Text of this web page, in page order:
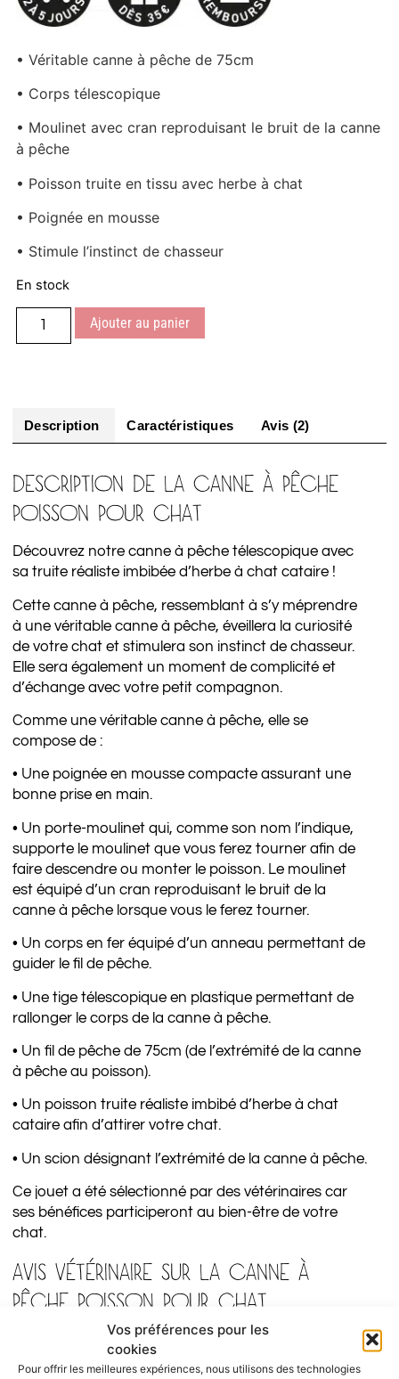
Vos préférences pour les
cookies
Pour offrir les meilleures expériences, nous utilisons des technologies
• Véritable canne à pêche de 75cm
• Corps télescopique
• Moulinet avec cran reproduisant le bruit de la canne
à pêche
• Poisson truite en tissu avec herbe à chat
• Poignée en mousse
• Stimule l’instinct de chasseur
En stock
Ajouter au panier
Description Caractéristiques Avis (2)
DESCRIPTION DE LA CANNE À PÊCHE
POISSON POUR CHAT
Découvrez notre canne à pêche télescopique avec
sa truite réaliste imbibée d’herbe à chat cataire !
Cette canne à pêche, ressemblant à s’y méprendre
à une véritable canne à pêche, éveillera la curiosité
de votre chat et stimulera son instinct de chasseur.
Elle sera également un moment de complicité et
d’échange avec votre petit compagnon.
Comme une véritable canne à pêche, elle se
compose de :
• Une poignée en mousse compacte assurant une
bonne prise en main.
• Un porte-moulinet qui, comme son nom l’indique,
supporte le moulinet que vous ferez tourner afin de
faire descendre ou monter le poisson. Le moulinet
est équipé d’un cran reproduisant le bruit de la
canne à pêche lorsque vous le ferez tourner.
• Un corps en fer équipé d’un anneau permettant de
guider le fil de pêche.
• Une tige télescopique en plastique permettant de
rallonger le corps de la canne à pêche.
• Un fil de pêche de 75cm (de l’extrémité de la canne
à pêche au poisson).
• Un poisson truite réaliste imbibé d’herbe à chat
cataire afin d’attirer votre chat.
• Un scion désignant l’extrémité de la canne à pêche.
Ce jouet a été sélectionné par des vétérinaires car
ses bénéfices participeront au bien-être de votre
chat.
AVIS VÉTÉRINAIRE SUR LA CANNE À
PÊCHE POISSON POUR CHAT
Le chat est, comme tous les félins, un prédateur qui
passe beaucoup de temps à chasser quand il a